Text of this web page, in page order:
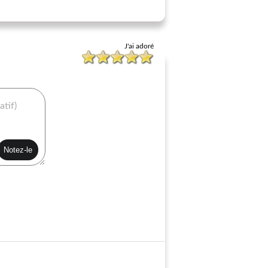
J'ai adoré